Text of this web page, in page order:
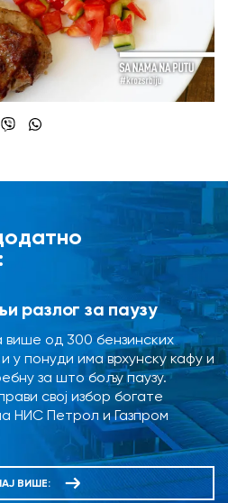
разлог за паузу
од 300 бензинских
у понуди има врхунску кафу и
за што бољу паузу.
свој избор богате
НИС Петрол и Газпром
ВИШЕ: